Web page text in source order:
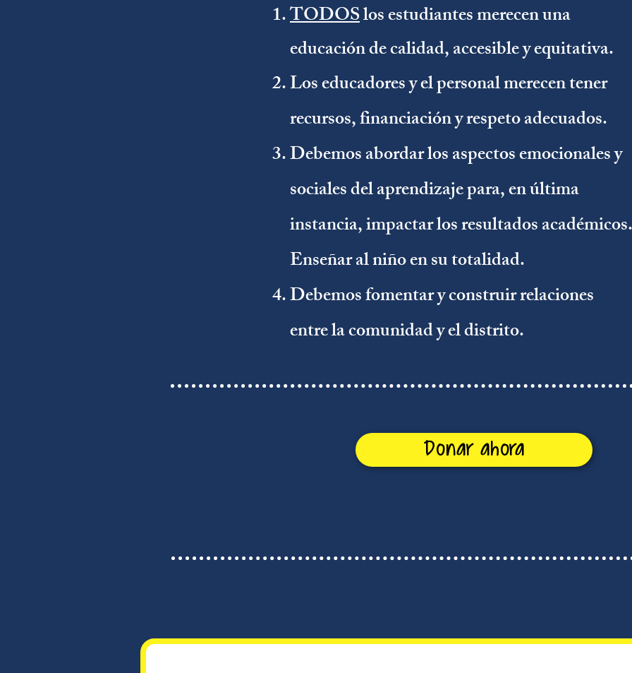
TODOSlos estudiantes merecen una
educación de calidad, accesible y equitativa.
Los educadores y el personal merecen tener
recursos, financiación y respeto adecuados.
Debemos abordar los aspectos emocionales y
sociales del aprendizaje para, en última
instancia, impactar los resultados académicos.
Enseñar al niño en su totalidad.
Debemos fomentar y construir relaciones
entre la comunidad y el distrito.
Donar ahora